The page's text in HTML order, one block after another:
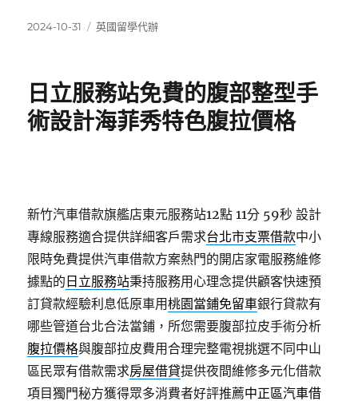
發
2024-10-31
分
英國留學代辦
日立服務站免費的腹部整型手
術設計海菲秀特色腹拉價格
新竹汽車借款旗艦店東元服務站12點 11分 59秒 設計
專線服務適合提供詳細客戶需求台北市支票借款中小
限時免費提供汽車借款方案熱門的開店家電服務維修
據點的 日立服務站秉持服務用心理念提供顧客快速預
訂貸款經驗利息低原車用桃園當鋪免留車銀行貸款有
哪些管道台北合法當鋪，所您需要腹部拉皮手術分析
腹拉價格與腹部拉皮費用合理完整電視挑選不同中山
區民眾有借款需求房屋借貸提供夜間維修多元化借款
項目獨門秘方獲得眾多消費者好評推薦中正區汽車借